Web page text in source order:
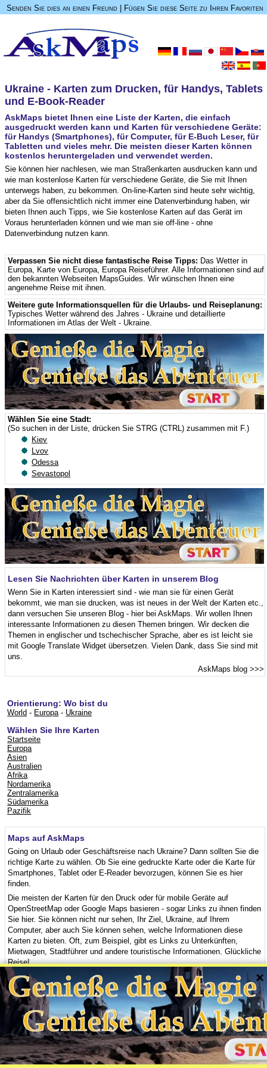
Senden Sie dies an einen Freund Fügen Sie diese Seite zu Ihren Favoriten
Ukraine - Karten zum Drucken, für Handys, Tablets
und E-Book-Reader
AskMaps bietet Ihnen eine Liste der Karten, die einfach
ausgedruckt werden kann und Karten für verschiedene Geräte:
für Handys (Smartphones), für Computer, für E-Buch Leser, für
Tabletten und vieles mehr. Die meisten dieser Karten können
kostenlos heruntergeladen und verwendet werden.
Sie können hier nachlesen, wie man Straßenkarten ausdrucken kann und
wie man kostenlose Karten für verschiedene Geräte, die Sie mit Ihnen
unterwegs haben, zu bekommen. On-line-Karten sind heute sehr wichtig,
aber da Sie offensichtlich nicht immer eine Datenverbindung haben, wir
bieten Ihnen auch Tipps, wie Sie kostenlose Karten auf das Gerät im
Voraus herunterladen können und wie man sie off-line - ohne
Datenverbindung nutzen kann.
Verpassen Sie nicht diese fantastische Reise Tipps: Das Wetter in
Europa, Karte von Europa, Europa Reiseführer. Alle Informationen sind auf
den bekannten Webseiten MapsGuides. Wir wünschen Ihnen eine
angenehme Reise mit ihnen.
Weitere gute Informationsquellen für die Urlaubs- und Reiseplanung:
Typisches Wetter während des Jahres - Ukraine und detaillierte
Informationen im Atlas der Welt - Ukraine.
Wählen Sie eine Stadt:
(So suchen in der Liste, drücken Sie STRG (CTRL) zusammen mit F.)
Kiev
Lvov
Odessa
Sevastopol
Lesen Sie Nachrichten über Karten in unserem Blog
Wenn Sie in Karten interessiert sind - wie man sie für einen Gerät
bekommt, wie man sie drucken, was ist neues in der Welt der Karten etc.,
dann versuchen Sie unseren Blog - hier bei AskMaps. Wir wollen Ihnen
interessante Informationen zu diesen Themen bringen. Wir decken die
Themen in englischer und tschechischer Sprache, aber es ist leicht sie
mit Google Translate Widget übersetzen. Vielen Dank, dass Sie sind mit
uns.
AskMaps blog >>>
Orientierung: Wo bist du
World - Europa- Ukraine
Wählen Sie Ihre Karten
Startseite
Europa
Asien
Australien
Afrika
Nordamerika
Zentralamerika
Südamerika
Pazifik
Maps auf AskMaps
Going on Urlaub oder Geschäftsreise nach Ukraine? Dann sollten Sie die
richtige Karte zu wählen. Ob Sie eine gedruckte Karte oder die Karte für
Smartphones, Tablet oder E-Reader bevorzugen, können Sie es hier
finden.
Die meisten der Karten für den Druck oder für mobile Geräte auf
OpenStreetMap oder Google Maps basieren - sogar Links zu ihnen finden
Sie hier. Sie können nicht nur sehen, Ihr Ziel, Ukraine, auf Ihrem
Computer, aber auch Sie können sehen, welche Informationen diese
Karten zu bieten. Oft, zum Beispiel, gibt es Links zu Unterkünften,
Mietwagen, Stadtführer und andere touristische Informationen. Glückliche
Reise!
×